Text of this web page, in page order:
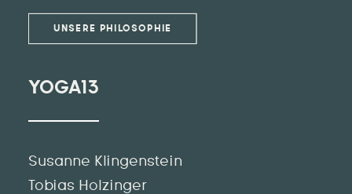
UNSERE PHILOSOPHIE
YOGA13
Susanne Klingenstein
Tobias Holzinger